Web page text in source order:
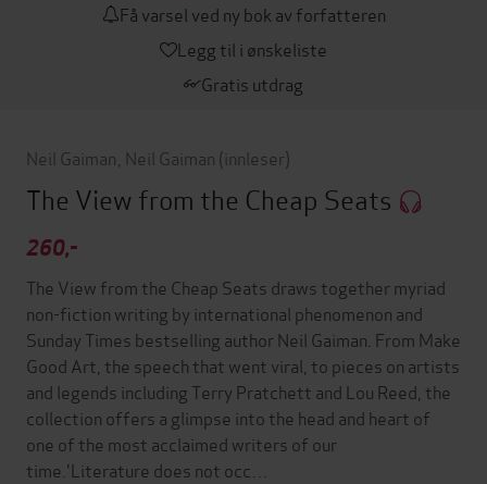
Få varsel ved ny bok av forfatteren
Legg til i ønskeliste
Gratis utdrag
Neil Gaiman Neil Gaiman (innleser)
The View from the Cheap Seats
260,-
The View from the Cheap Seats draws together myriad
non-fiction writing by international phenomenon and
Sunday Times bestselling author Neil Gaiman. From Make
Good Art, the speech that went viral, to pieces on artists
and legends including Terry Pratchett and Lou Reed, the
collection offers a glimpse into the head and heart of
one of the most acclaimed writers of our
time.'Literature does not occ…